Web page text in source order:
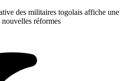
des militaires togolais affiche une
nouvelles réformes